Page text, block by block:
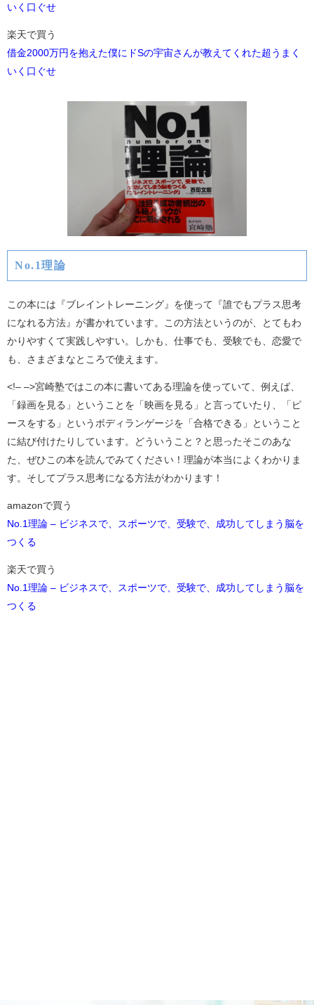
いく口ぐせ
楽天で買う
借金2000万円を抱えた僕にドSの宇宙さんが教えてくれた超うまく
いく口ぐせ
No.1理論
この本には『ブレイントレーニング』を使って『誰でもプラス思考
になれる方法』が書かれています。この方法というのが、とてもわ
かりやすくて実践しやすい。しかも、仕事でも、受験でも、恋愛で
も、さまざまなところで使えます。
<!– –>宮崎塾ではこの本に書いてある理論を使っていて、例えば、
「録画を見る」ということを「映画を見る」と言っていたり、「ピ
ースをする」というボディランゲージを「合格できる」ということ
に結び付けたりしています。どういうこと？と思ったそこのあな
た、ぜひこの本を読んでみてください！理論が本当によくわかりま
す。そしてプラス思考になる方法がわかります！
amazonで買う
No.1理論 – ビジネスで、スポーツで、受験で、成功してしまう脳を
つくる
楽天で買う
No.1理論 – ビジネスで、スポーツで、受験で、成功してしまう脳を
つくる